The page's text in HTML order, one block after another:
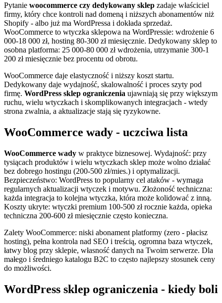
Pytanie woocommerce czy dedykowany sklep zadaje właściciel
firmy, który chce kontroli nad domeną i niższych abonamentów niż
Shopify - albo już ma WordPressa i dokłada sprzedaż.
WooCommerce to wtyczka sklepowa na WordPressie: wdrożenie 6
000-18 000 zł, hosting 80-300 zł miesięcznie. Dedykowany sklep to
osobna platforma: 25 000-80 000 zł wdrożenia, utrzymanie 300-1
200 zł miesięcznie bez procentu od obrotu.
WooCommerce daje elastyczność i niższy koszt startu.
Dedykowany daje wydajność, skalowalność i proces szyty pod
firmę. WordPress sklep ograniczenia ujawniają się przy większym
ruchu, wielu wtyczkach i skomplikowanych integracjach - wtedy
strona zwalnia, a aktualizacje stają się ryzykowne.
WooCommerce wady - uczciwa lista
WooCommerce wady w praktyce biznesowej. Wydajność: przy
tysiącach produktów i wielu wtyczkach sklep może wolno działać
bez dobrego hostingu (200-500 zł/mies.) i optymalizacji.
Bezpieczeństwo: WordPress to popularny cel ataków - wymaga
regularnych aktualizacji wtyczek i motywu. Złożoność techniczna:
każda integracja to kolejna wtyczka, która może kolidować z inną.
Koszty ukryte: wtyczki premium 100-500 zł rocznie każda, opieka
techniczna 200-600 zł miesięcznie często konieczna.
Zalety WooCommerce: niski abonament platformy (zero - płacisz
hosting), pełna kontrola nad SEO i treścią, ogromna baza wtyczek,
łatwy blog przy sklepie, własność danych na Twoim serwerze. Dla
małego i średniego katalogu B2C to często najlepszy stosunek ceny
do możliwości.
WordPress sklep ograniczenia - kiedy boli